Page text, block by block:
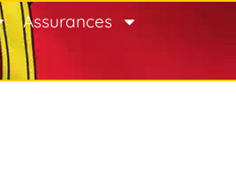
Assurances